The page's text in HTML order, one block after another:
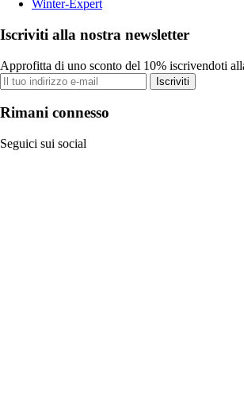
Winter-Expert
Iscriviti alla nostra newsletter
Approfitta di uno sconto del 10% iscrivendoti
Iscriviti
Rimani connesso
Seguici sui social